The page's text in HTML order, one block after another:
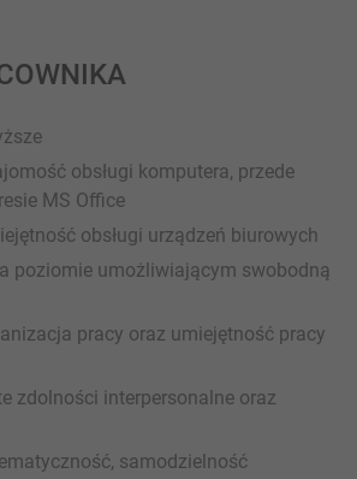
obsługi komputera, przede
MS Office
obsługi urządzeń biurowych
poziomie umożliwiającym swobodną
pracy oraz umiejętność pracy
zdolności interpersonalne oraz
samodzielność